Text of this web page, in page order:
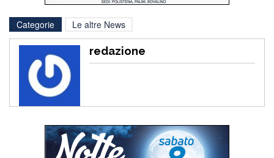
Categorie Le altre News
redazione